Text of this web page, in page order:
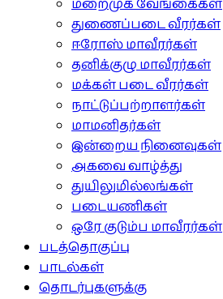
மறைமுக வேங்கைகள்
துணைப்படை வீரர்கள்
ஈரோஸ் மாவீரர்கள்
தனிக்குழு மாவீரர்கள்
மக்கள் படை வீரர்கள்
நாட்டுப்பற்றாளர்கள்
மாமனிதர்கள்
இன்றைய நினைவுகள்
அகவை வாழ்த்து
துயிலுமில்லங்கள்
படையணிகள்
ஒரே குடும்ப மாவீரர்கள்
படத்தொகுப்பு
பாடல்கள்
தொடர்புகளுக்கு